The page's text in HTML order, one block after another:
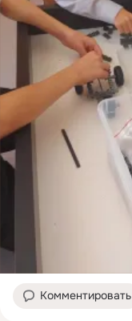
Комментировать